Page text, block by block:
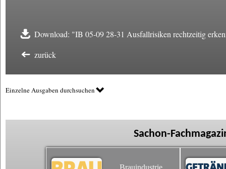
Download: "IB 05-09 28-31 Ausfallrisiken rechtzeitig
zurück
Einzelne Ausgaben durchsuchen
Sachon-
Brauindustrie